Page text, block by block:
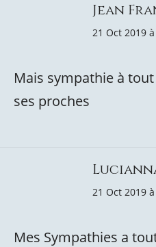
Jean
21 Oct 2019
Mais sympathie à
ses proches
21 Oct 2019
Mes Sympathies a